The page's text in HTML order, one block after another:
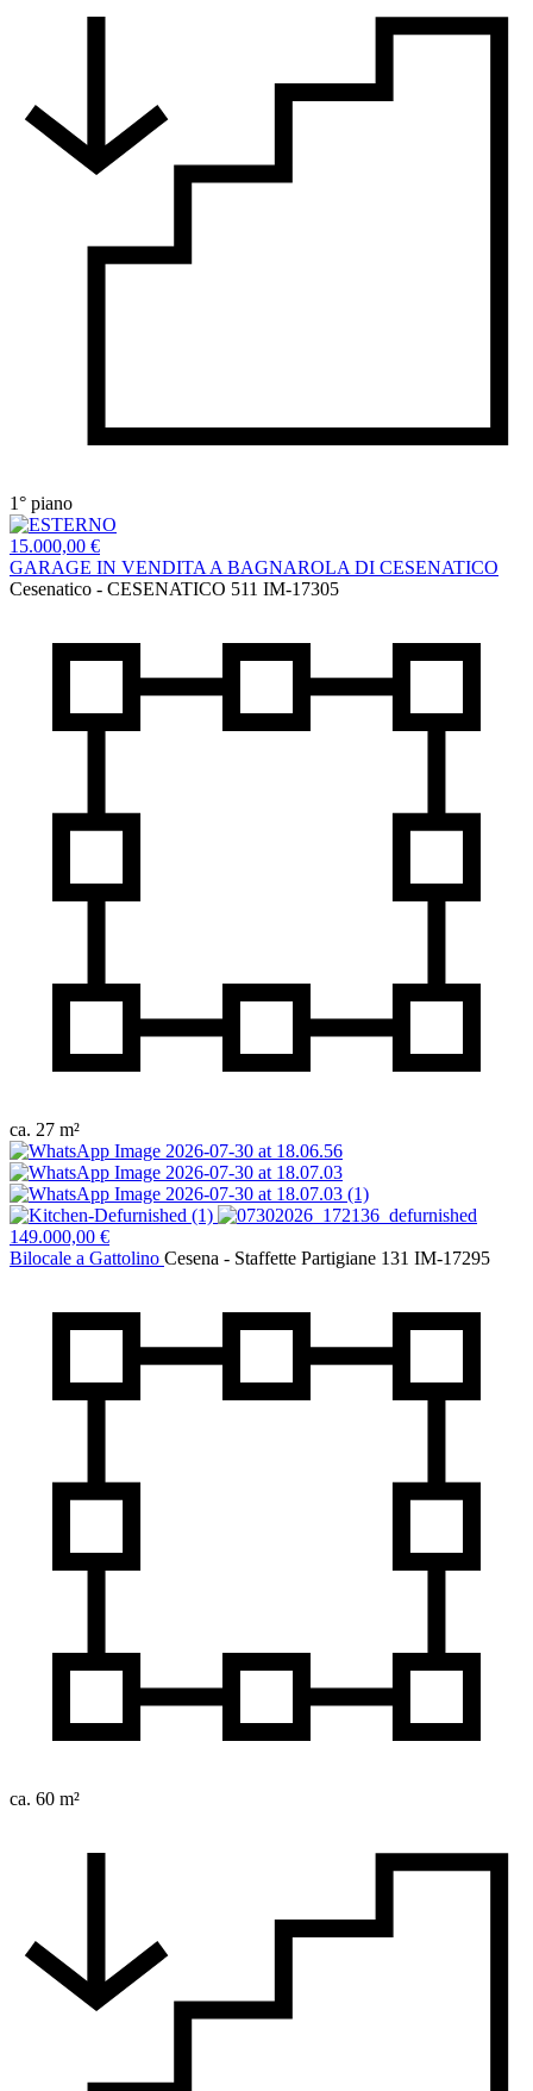
1° piano
15.000,00 €
GARAGE IN VENDITA A BAGNAROLA DI CESENATICO
Cesenatico - CESENATICO 511 IM-17305
ca. 27 m²
149.000,00 €
Bilocale a Gattolino Cesena - Staffette Partigiane 131 IM-17295
ca. 60 m²